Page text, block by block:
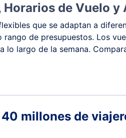
de Vuelo y
que se adaptan a
de presupuestos. Los
largo de la semana.
millones de